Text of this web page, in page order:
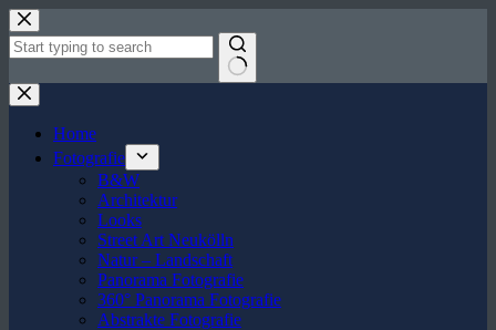
Zum
Inhalt
springen
Keine
Ergebnisse
Home
Fotografie
B&W
Architektur
Looks
Street Art Neukölln
Natur – Landschaft
Panorama Fotografie
360° Panorama Fotografie
Abstrakte Fotografie